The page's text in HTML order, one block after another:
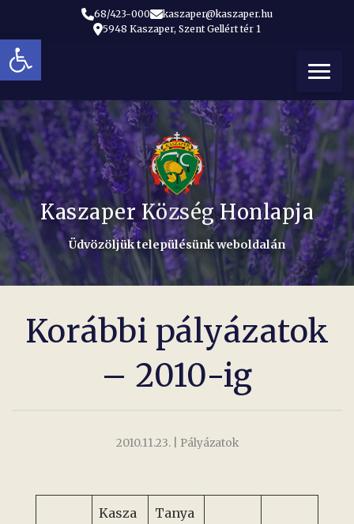
Eszköztár megnyitása
68/423-000
kaszaper@kaszaper.hu
5948 Kaszaper, Szent Gellért tér 1
Kaszaper Község Honlapja
Üdvözöljük településünk weboldalán
Korábbi pályázatok
– 2010-ig
2010.11.23. | Pályázatok
Kasza
Tanya